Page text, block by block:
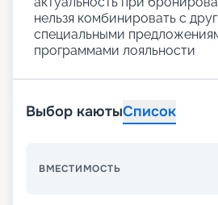
нельзя комбинировать с
специальными
программами лояльности
Выбор каютыСписок
ВМЕСТИМОСТЬ